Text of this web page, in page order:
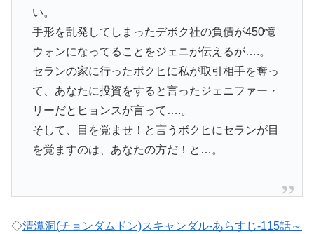
い。
手形を乱発してしまったデボク社の負債が450憶
ウォンになってることをジェニが伝えるが….。
セランの家に行ったボクヒに私が取引相手を奪っ
て、あなたに投資をすると言ったジェニファー・
リーだとヒョンスが言って….。
そして、目を覚ませ！と言うボクヒにセランが目
を覚ますのは、あなたの方だ！と…。
◇清潭洞(チョンダムドン)スキャンダル-あらすじ-115話～